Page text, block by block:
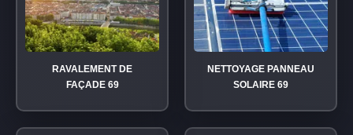
RAVALEMENT DE
FAÇADE 69
NETTOYAGE PANNEAU
SOLAIRE 69